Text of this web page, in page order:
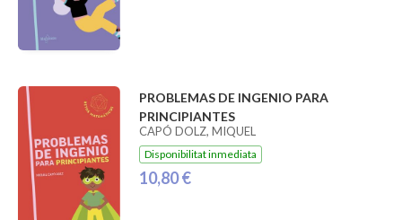
PROBLEMAS DE INGENIO PARA
PRINCIPIANTES
CAPÓ DOLZ, MIQUEL
Disponibilitat inmediata
10,80 €